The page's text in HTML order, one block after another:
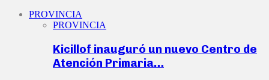
PROVINCIA
PROVINCIA
Kicillof inauguró un nuevo Centro de
Atención Primaria…